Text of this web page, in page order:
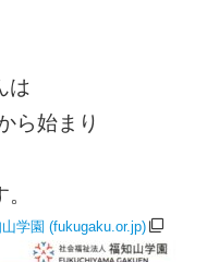
は
ら始まり
学園 (fukugaku.or.jp)